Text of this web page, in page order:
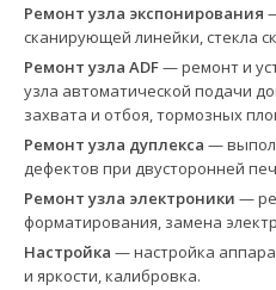
Ремонт узла экспонирования
сканирующей линейки, стекла
Ремонт узла ADF— ремонт и
узла автоматической подачи
захвата и отбоя, тормозных
Ремонт узла дуплекса —
дефектов при двусторонней
Ремонт узла электроники —
форматирования, замена
Настройка — настройка
и яркости, калибровка.